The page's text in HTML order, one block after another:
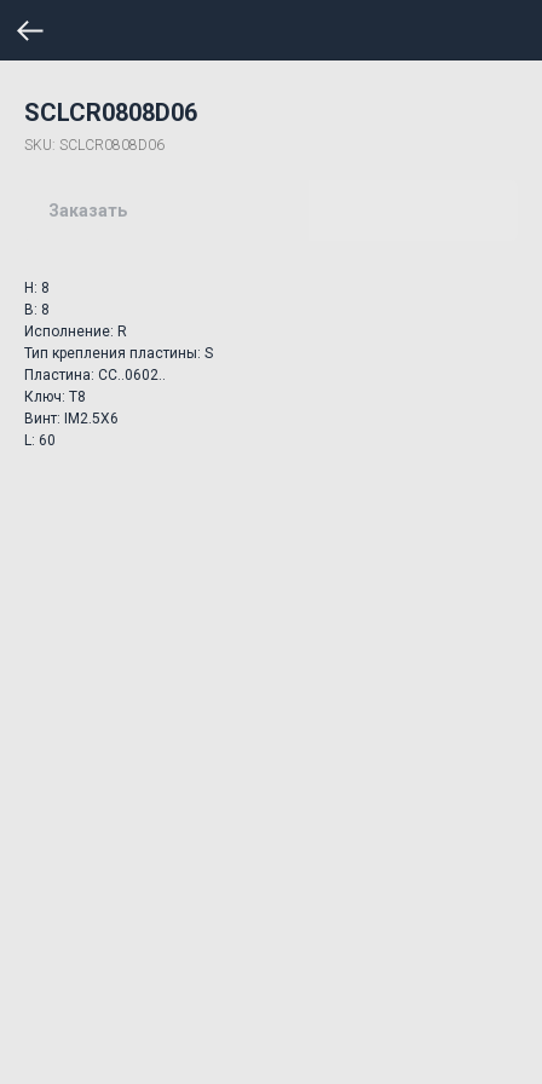
SCLCR0808D06
SKU: SCLCR0808D06
Заказать
H: 8
B: 8
Исполнение: R
Тип крепления пластины: S
Пластина: CC..0602..
Ключ: T8
Винт: IM2.5X6
L: 60